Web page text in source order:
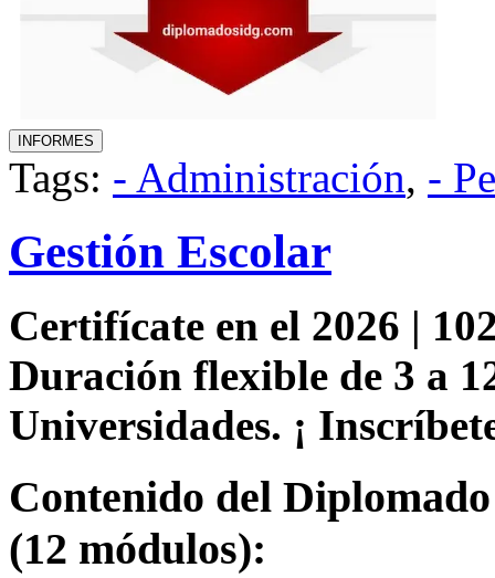
Tags: - Administración, -
Gestión Escolar
Certifícate en el 2026 |
Duración flexible de 3 a
Universidades. ¡
Contenido del
(12 módulos):